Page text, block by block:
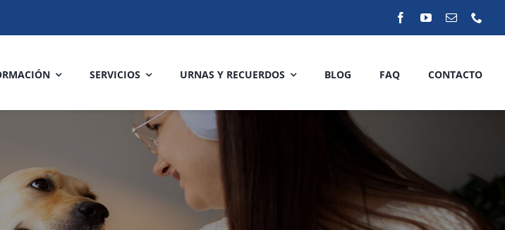
SERVICIOS URNAS Y RECUERDOS BLOG FAQ CONTACTO